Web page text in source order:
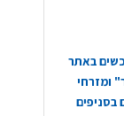
באתר
ומזרחי
בסניפים